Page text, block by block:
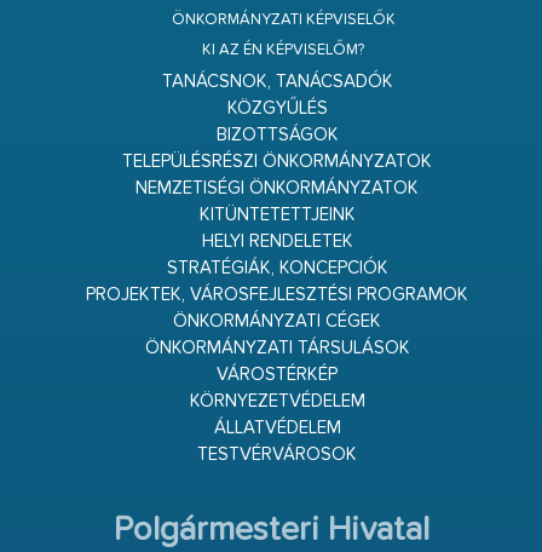
ÖNKORMÁNYZATI KÉPVISELŐK
KI AZ ÉN KÉPVISELŐM?
TANÁCSNOK, TANÁCSADÓK
KÖZGYŰLÉS
BIZOTTSÁGOK
TELEPÜLÉSRÉSZI ÖNKORMÁNYZATOK
NEMZETISÉGI ÖNKORMÁNYZATOK
KITÜNTETETTJEINK
HELYI RENDELETEK
STRATÉGIÁK, KONCEPCIÓK
PROJEKTEK, VÁROSFEJLESZTÉSI PROGRAMOK
ÖNKORMÁNYZATI CÉGEK
ÖNKORMÁNYZATI TÁRSULÁSOK
VÁROSTÉRKÉP
KÖRNYEZETVÉDELEM
ÁLLATVÉDELEM
TESTVÉRVÁROSOK
Polgármesteri Hivatal